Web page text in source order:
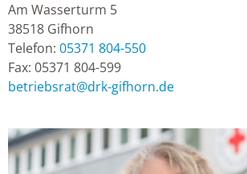
Am Wasserturm 5
38518 Gifhorn
Telefon: 05371 804-550
Fax: 05371 804-599
betriebsrat@drk-gifhorn.de